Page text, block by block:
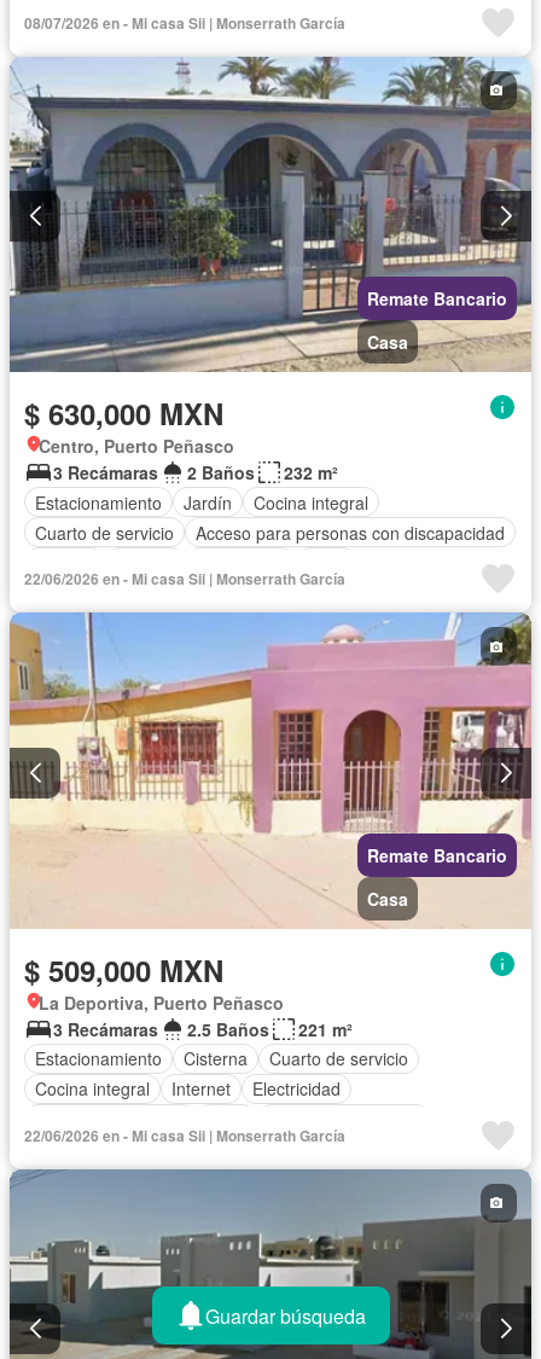
08/07/2026 en - Mi casa Sii | Monserrath García
Remate Bancario
Casa
$ 630,000 MXN
Centro, Puerto Peñasco
3 Recámaras
2 Baños
232 m²
Estacionamiento
Jardín
Cocina integral
Cuarto de servicio
Acceso para personas con discapacidad
Cuarto de Limpieza
Televisión por cable
Zonas verdes
Recámara con closet
Conserje
Permite mascotas
Sin amueblar
22/06/2026 en - Mi casa Sii | Monserrath García
Remate Bancario
Casa
$ 509,000 MXN
La Deportiva, Puerto Peñasco
3 Recámaras
2.5 Baños
221 m²
Estacionamiento
Cisterna
Cuarto de servicio
Cocina integral
Internet
Electricidad
Gas natural
Recámara con closet
Wifi
Cocina equipada
22/06/2026 en - Mi casa Sii | Monserrath García
Guardar búsqueda